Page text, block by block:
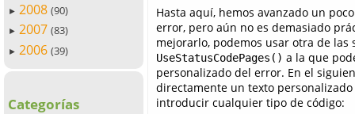
► 2008 (90)
► 2007 (83)
► 2006 (39)
Categorías
Hasta aquí, hemos avanzado un
error, pero aún no es demasiado
mejorarlo, podemos usar otra de las
UseStatusCodePages() a la que
personalizado del error. En el
directamente un texto
introducir cualquier tipo de código: